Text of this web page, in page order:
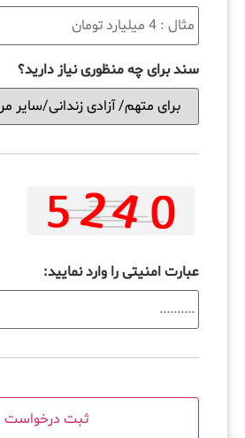
سند برای چه منظوری نیاز دارید؟
عبارت امنیتی را وارد نمایید: